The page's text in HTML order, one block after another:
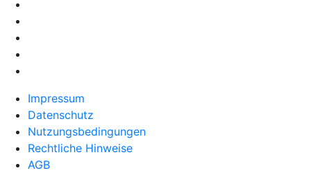
Impressum
Datenschutz
Nutzungsbedingungen
Rechtliche Hinweise
AGB